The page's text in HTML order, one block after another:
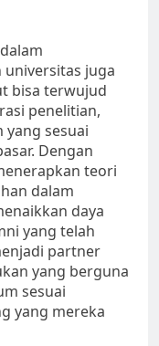
juga
bisa terwujud
penelitian,
sesuai
Dengan
teori
dalam
daya
yang telah
partner
yang berguna
sesuai
yang mereka